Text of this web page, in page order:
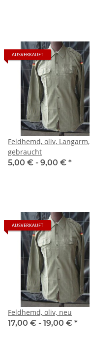
AUSVERKAUFT
Feldhemd, oliv, Langarm,
gebraucht
5,00 € - 9,00 € *
AUSVERKAUFT
Feldhemd, oliv, neu
17,00 € - 19,00 € *